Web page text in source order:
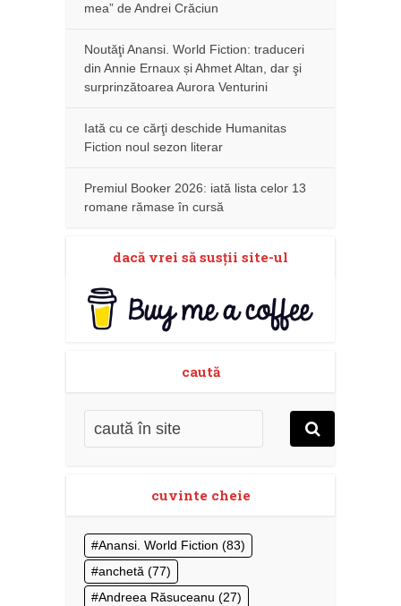
mea” de Andrei Crăciun
Noutăţi Anansi. World Fiction: traduceri
din Annie Ernaux și Ahmet Altan, dar şi
surprinzătoarea Aurora Venturini
Iată cu ce cărţi deschide Humanitas
Fiction noul sezon literar
Premiul Booker 2026: iată lista celor 13
romane rămase în cursă
dacă vrei să susţii site-ul
caută
cuvinte cheie
Anansi. World Fiction (83)
anchetă (77)
Andreea Răsuceanu (27)